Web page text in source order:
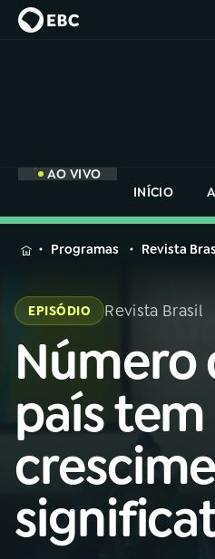
AO VIVO
INÍCIO
MENU
Buscar
na
Rádio
Nacional
01INÍCIO
02 A RÁDIO
na
Rádio
Nacional
Programas Revista
EPISÓDIO Revista Brasil
Número
país tem